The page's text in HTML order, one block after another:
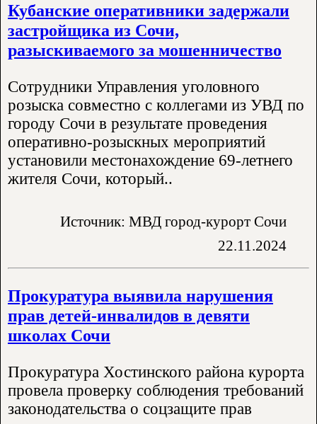
Кубанские оперативники задержали
застройщика из Сочи,
разыскиваемого за мошенничество
Сотрудники Управления уголовного
розыска совместно с коллегами из УВД по
городу Сочи в результате проведения
оперативно-розыскных мероприятий
установили местонахождение 69-летнего
жителя Сочи, который..
Источник: МВД город-курорт Сочи
22.11.2024
Прокуратура выявила нарушения
прав детей-инвалидов в девяти
школах Сочи
Прокуратура Хостинского района курорта
провела проверку соблюдения требований
законодательства о соцзащите прав